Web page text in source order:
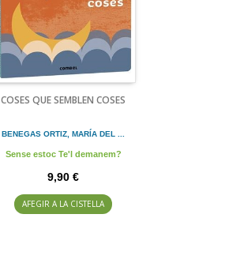
COSES QUE SEMBLEN COSES
BENEGAS ORTIZ, MARÍA DEL ...
Sense estoc Te'l demanem?
9,90 €
AFEGIR A LA CISTELLA